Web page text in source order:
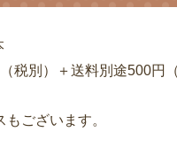
税別）＋送料別途500
ございます。